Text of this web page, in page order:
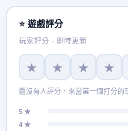
⭐ 遊戲評分
玩家評分 · 即時更新
★ ★ ★ ★
還沒有人評分，來當第一個打分的
5 ★
4 ★